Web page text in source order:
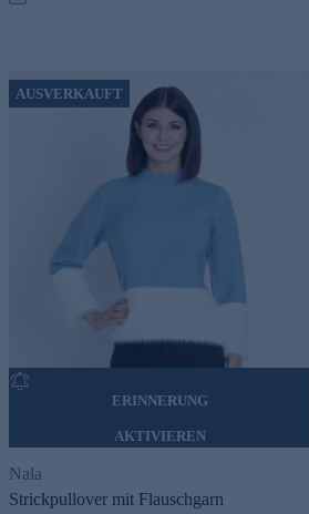
AUSVERKAUFT
ERINNERUNG
AKTIVIEREN
Nala
Strickpullover mit Flauschgarn